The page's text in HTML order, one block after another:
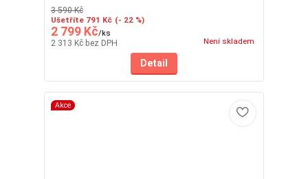
3 590 Kč
Ušetříte 791 Kč (- 22 %)
2 799 Kč/ks
2 313 Kč bez DPH Není skladem
Detail
Akce